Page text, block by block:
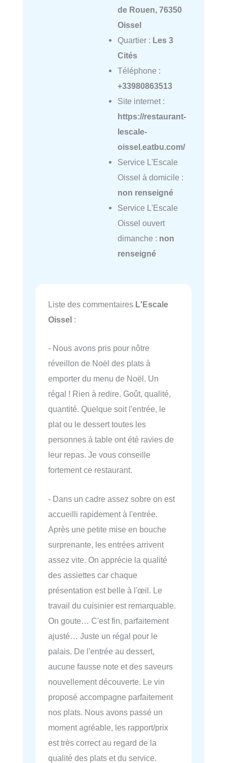
de Rouen, 76350
Oissel
Quartier : Les 3
Cités
Téléphone :
+33980863513
Site internet :
https://restaurant-
lescale-
oissel.eatbu.com/
Service L'Escale
Oissel à domicile :
non renseigné
Service L'Escale
Oissel ouvert
dimanche : non
renseigné
Liste des commentaires L'Escale
Oissel :
- Nous avons pris pour nôtre
réveillon de Noël des plats à
emporter du menu de Noël. Un
régal ! Rien à redire. Goût, qualité,
quantité. Quelque soit l'entrée, le
plat ou le dessert toutes les
personnes à table ont été ravies de
leur repas. Je vous conseille
fortement ce restaurant.
- Dans un cadre assez sobre on est
accueilli rapidement à l'entrée.
Après une petite mise en bouche
surprenante, les entrées arrivent
assez vite. On apprécie la qualité
des assiettes car chaque
présentation est belle à l'œil. Le
travail du cuisinier est remarquable.
On goute… C'est fin, parfaitement
ajusté… Juste un régal pour le
palais. De l'entrée au dessert,
aucune fausse note et des saveurs
nouvellement découverte. Le vin
proposé accompagne parfaitement
nos plats. Nous avons passé un
moment agréable, les rapport/prix
est très correct au regard de la
qualité des plats et du service.